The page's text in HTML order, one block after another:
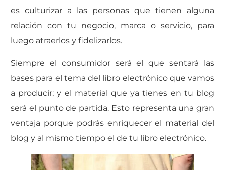
es culturizar a las personas que tienen alguna
relación con tu negocio, marca o servicio, para
luego atraerlos y fidelizarlos.
Siempre el consumidor será el que sentará las
bases para el tema del libro electrónico que vamos
a producir; y el material que ya tienes en tu blog
será el punto de partida. Esto representa una gran
ventaja porque podrás enriquecer el material del
blog y al mismo tiempo el de tu libro electrónico.